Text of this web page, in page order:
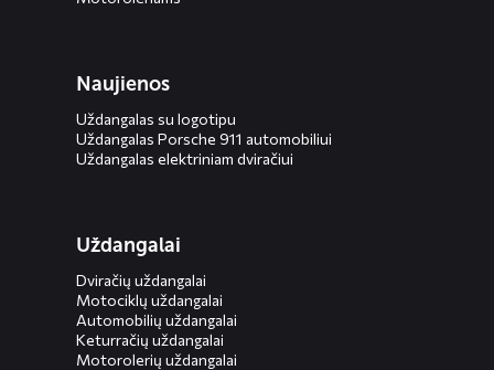
Naujienos
Uždangalas su logotipu
Uždangalas Porsche 911 automobiliui
Uždangalas elektriniam dviračiui
Uždangalai
Dviračių uždangalai
Motociklų uždangalai
Automobilių uždangalai
Keturračių uždangalai
Motorolerių uždangalai